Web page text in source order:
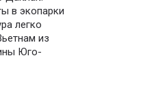
в экопарки
легко
из
Юго-